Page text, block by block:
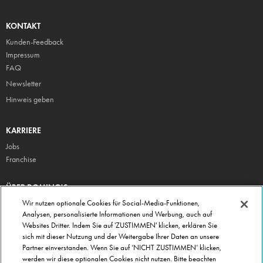
KONTAKT
Kunden-Feedback
Impressum
FAQ
Newsletter
Hinweis geben
KARRIERE
Jobs
Franchise
ÜBER DOMINO'S
Storesuche
Presse
Domino's App
Unternehmen
Wir nutzen optionale Cookies für Social-Media-Funktionen,
Analysen, personalisierte Informationen und Werbung, auch auf
Websites Dritter. Indem Sie auf 'ZUSTIMMEN' klicken, erklären Sie
sich mit dieser Nutzung und der Weitergabe Ihrer Daten an unsere
Partner einverstanden. Wenn Sie auf ‘NICHT ZUSTIMMEN’ klicken,
werden wir diese optionalen Cookies nicht nutzen. Bitte beachten